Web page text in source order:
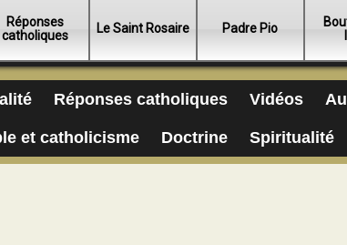
Réponses
catholiques
Le Saint Rosaire Padre Pio
Réponses catholiques Vidéos
et catholicisme Doctrine Spiritualité